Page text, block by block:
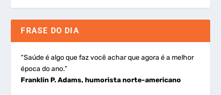
FRASE DO DIA
“Saúde é algo que faz você achar que agora é a melhor
época do ano.”
Franklin P. Adams, humorista norte-americano